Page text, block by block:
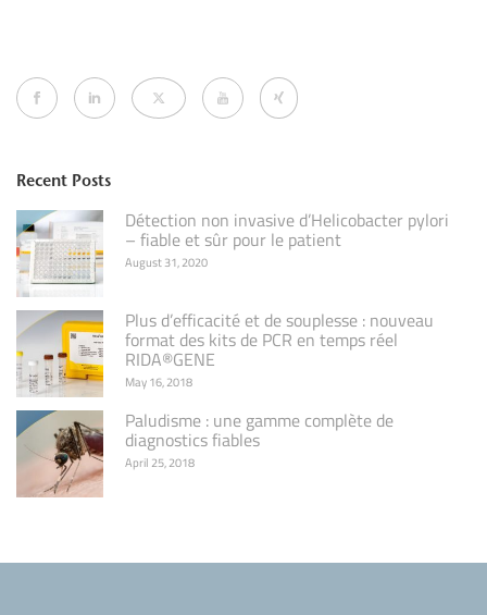
Recent Posts
Détection non invasive d’Helicobacter pylori
– fiable et sûr pour le patient
August 31, 2020
Plus d’efficacité et de souplesse : nouveau
format des kits de PCR en temps réel
RIDA®GENE
May 16, 2018
Paludisme : une gamme complète de
diagnostics fiables
April 25, 2018